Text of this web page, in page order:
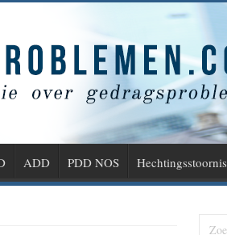
ADD PDD NOS Hechtingsstoornis